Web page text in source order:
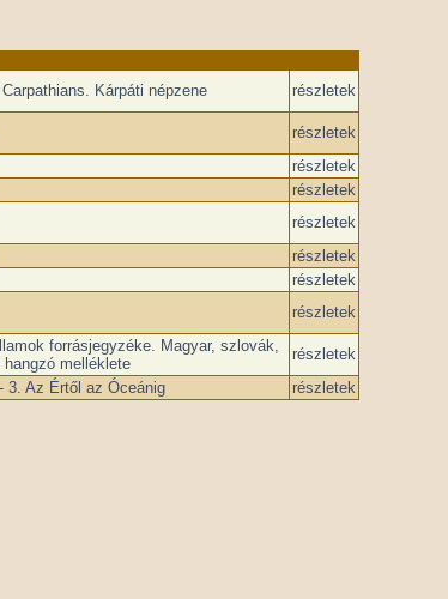
Kárpáti népzene
részletek
részletek
részletek
részletek
részletek
részletek
részletek
részletek
forrásjegyzéke. Magyar, szlovák,
melléklete
részletek
3. Az Értől az Óceánig részletek